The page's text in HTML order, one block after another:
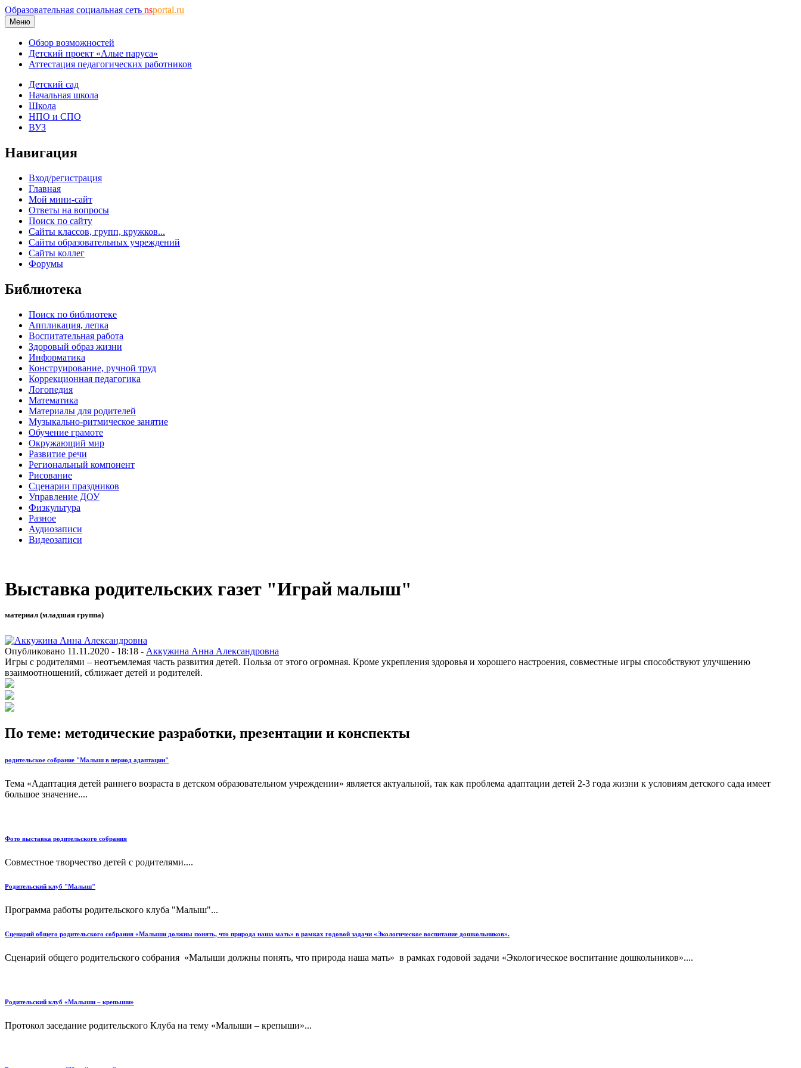
Образовательная социальная сеть nsportal.ru
Меню
Обзор возможностей
Детский проект «Алые паруса»
Аттестация педагогических работников
Детский сад
Начальная школа
Школа
НПО и СПО
ВУЗ
Навигация
Вход/регистрация
Главная
Мой мини-сайт
Ответы на вопросы
Поиск по сайту
Сайты классов, групп, кружков...
Сайты образовательных учреждений
Сайты коллег
Форумы
Библиотека
Поиск по библиотеке
Аппликация, лепка
Воспитательная работа
Здоровый образ жизни
Информатика
Конструирование, ручной труд
Коррекционная педагогика
Логопедия
Математика
Материалы для родителей
Музыкально-ритмическое занятие
Обучение грамоте
Окружающий мир
Развитие речи
Региональный компонент
Рисование
Сценарии праздников
Управление ДОУ
Физкультура
Разное
Аудиозаписи
Видеозаписи
Выставка родительских газет "Играй малыш"
материал (младшая группа)
Опубликовано 11.11.2020 - 18:18 - Аккужина Анна Александровна
Игры с родителями – неотъемлемая часть развития детей. Польза от этого огромная. Кроме укрепления здоровья и хорошего настроения, совместные игры способствуют улучшению
взаимоотношений, сближает детей и родителей.
По теме: методические разработки, презентации и конспекты
родительское собрание "Малыш в период адаптации"
Тема «Адаптация детей раннего возраста в детском образовательном учреждении» является актуальной, так как проблема адаптации детей 2-3 года жизни к условиям детского сада имеет
большое значение....
Фото выставка родительского собрания
Совместное творчество детей с родителями....
Родительский клуб "Малыш"
Программа работы родительского клуба "Малыш"...
Сценарий общего родительского собрания «Малыши должны понять, что природа наша мать» в рамках годовой задачи «Экологическое воспитание дошкольников».
Сценарий общего родительского собрания «Малыши должны понять, что природа наша мать» в рамках годовой задачи «Экологическое воспитание дошкольников»....
Родительский клуб «Малыши – крепыши»
Протокол заседание родительского Клуба на тему «Малыши – крепыши»...